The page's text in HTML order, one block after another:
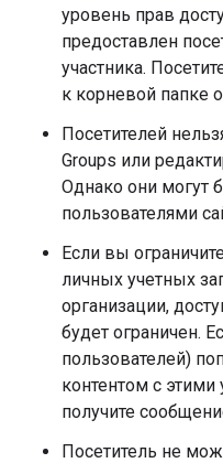
уровень прав
предоставлен
участника.
к корневой папке
Посетителей
Groups или
Однако они могут
пользователями
Если вы
личных учетных
организации,
будет ограничен.
пользователей)
контентом с
получите
Посетитель не